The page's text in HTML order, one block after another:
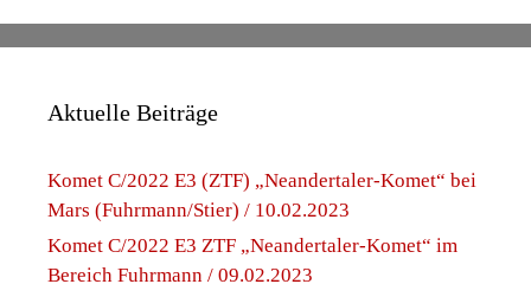
Aktuelle Beiträge
Komet C/2022 E3 (ZTF) „Neandertaler-Komet“ bei
Mars (Fuhrmann/Stier) / 10.02.2023
Komet C/2022 E3 ZTF „Neandertaler-Komet“ im
Bereich Fuhrmann / 09.02.2023